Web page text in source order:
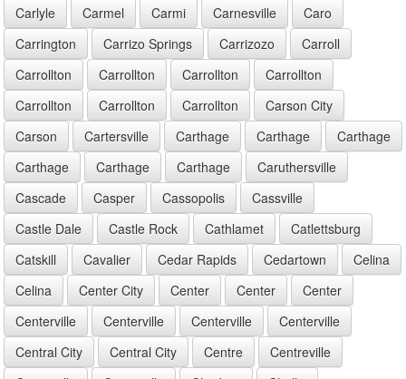
Carlyle Carmel Carmi Carnesville
Caro
Carrington
Carrizo Springs Carrizozo
Carroll
Carrollton
Carrollton Carrollton
Carrollton
Carrollton
Carrollton Carrollton
Carson City
Carson
Cartersville Carthage Carthage
Carthage
Carthage
Carthage Carthage
Caruthersville
Cascade
Casper Cassopolis
Cassville
Castle Dale
Castle Rock Cathlamet
Catlettsburg
Catskill
Cavalier Cedar Rapids Cedartown
Celina
Celina
Center City Center Center
Center
Centerville
Centerville Centerville
Centerville
Central City
Central City Centre
Centreville